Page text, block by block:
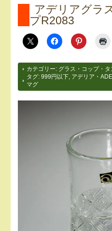
アデリアグラ
プR2083
カテゴリー: グラス・コップ・タ
タグ:999円以下 アデリア・
マグ